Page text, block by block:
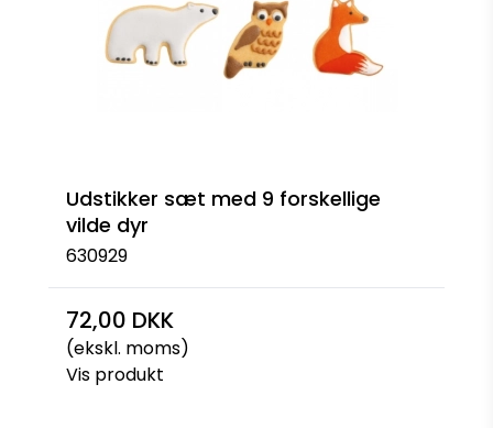
Udstikker sæt med 9 forskellige
vilde dyr
630929
72,00 DKK
(ekskl. moms)
Vis produkt